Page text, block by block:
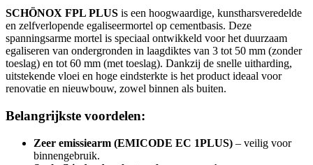
SCHÖNOX FPL PLUS is een hoogwaardige, kunstharsveredelde
en zelfverlopende egaliseermortel op cementbasis. Deze
spanningsarme mortel is speciaal ontwikkeld voor het duurzaam
egaliseren van ondergronden in laagdiktes van 3 tot 50 mm (zonder
toeslag) en tot 60 mm (met toeslag). Dankzij de snelle uitharding,
uitstekende vloei en hoge eindsterkte is het product ideaal voor
renovatie en nieuwbouw, zowel binnen als buiten.
Belangrijkste voordelen:
Zeer emissiearm (EMICODE EC 1PLUS) – veilig voor
binnengebruik.